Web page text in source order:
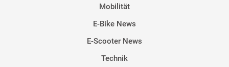
Mobilität
E-Bike News
E-Scooter News
Technik